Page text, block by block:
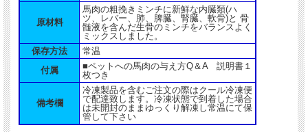
原材料
馬肉の粗挽きミンチに新鮮な内臓類(ハ
ツ、レバー、肺、脾臓、腎臓、軟骨)と 骨
髄液を含んだ生骨のミンチをバランスよく
ミックスしました。
保存方法
常温
付属
■ペットへの馬肉の与え方Q＆A 説明書１
枚つき
備考欄
冷凍製品を含むご注文の際はクール冷凍便
で配達致します。冷凍状態で到着した場合
は未開封のままゆっくり解凍し常温にて保
管して下さい